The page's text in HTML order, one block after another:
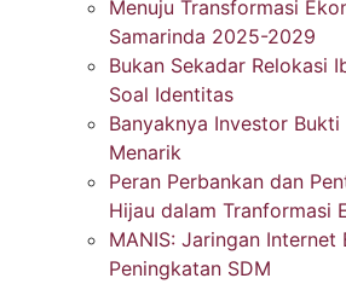
Menuju Transformasi
Samarinda 2025-2029
Bukan Sekadar Relokasi
Soal Identitas
Banyaknya Investor
Menarik
Peran Perbankan dan
Hijau dalam Tranformasi
MANIS: Jaringan Internet
Peningkatan SDM